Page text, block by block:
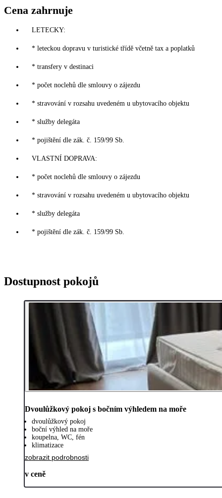
Cena zahrnuje
LETECKY:
* leteckou dopravu v turistické třídě včetně tax a poplatků
* transfery v destinaci
* počet noclehů dle smlouvy o zájezdu
* stravování v rozsahu uvedeném u ubytovacího objektu
* služby delegáta
* pojištění dle zák. č. 159/99 Sb.
VLASTNÍ DOPRAVA:
* počet noclehů dle smlouvy o zájezdu
* stravování v rozsahu uvedeném u ubytovacího objektu
* služby delegáta
* pojištění dle zák. č. 159/99 Sb.
Dostupnost pokojů
Dvoulůžkový pokoj s bočním výhledem na moře
dvoulůžkový pokoj
boční výhled na moře
koupelna, WC, fén
klimatizace
zobrazit podrobnosti
v ceně